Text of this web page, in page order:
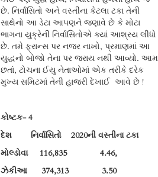
છે. નિર્વાસિતો અને વસ્તીના કેટલા ટકા તેની
સાથેનો આ ડેટા આપણને જણાવે છે કે મોટા
ભાગના યુક્રેની નિર્વાસિતોએ ક્યાં આશ્રય લીધો
છે. તમે ફ્રાન્સ પર નજર નાખો, પ્રમાણમાં આ
યુદ્ધનો બોજો તેના પર જરાય નથી આવ્યો. આમ
છતાં, ટોચના ઈયુ નેતાઓમાં એક તરીકે દરેક
મુખ્ય સમિટમાં તેની હાજરી દેખાઈ આવે છે !
કોષ્ટક- 4
દેશ નિર્વાસિતો 2020ની વસ્તીના ટકા
મોલ્ડોવા 116,835 4.46,
ઝેકીઆ 374,313 3.50